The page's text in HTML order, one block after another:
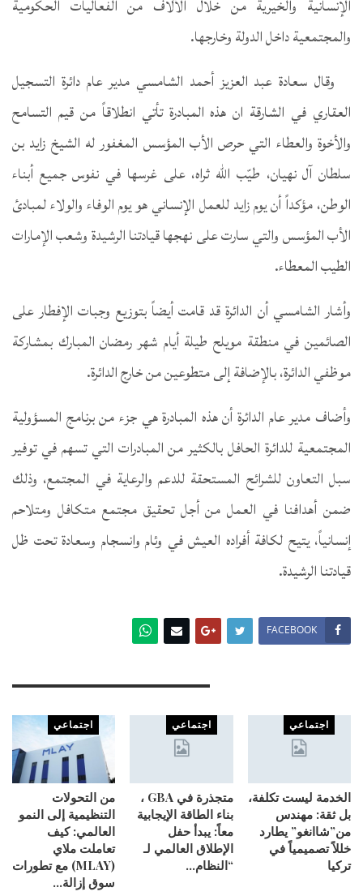
الإنسانية والخيرية من خلال الآلاف من الفعاليات الحكومية
والمجتمعية داخل الدولة وخارجها.
وقال سعادة عبد العزيز أحمد الشامسي مدير عام دائرة التسجيل
العقاري في الشارقة ان هذه المبادرة تأتي انطلاقاً من قيم التسامح
والأخوة والعطاء التي حرص الأب المؤسس المغفور له الشيخ زايد بن
سلطان آل نهيان، طيّب الله ثراه، على غرسها في نفوس جميع أبناء
الوطن، مؤكداً أن يوم زايد للعمل الإنساني هو يوم الوفاء والولاء لمبادئ
الأب المؤسس والتي سارت على نهجها قيادتنا الرشيدة وشعب الإمارات
الطيب المعطاء.
وأشار الشامسي أن الدائرة قد قامت أيضاً بتوزيع وجبات الإفطار على
الصائمين في منطقة مويلح طيلة أيام شهر رمضان المبارك بمشاركة
موظفي الدائرة، بالإضافة إلى متطوعين من خارج الدائرة.
وأضاف مدير عام الدائرة أن هذه المبادرة هي جزء من برنامج المسؤولية
المجتمعية للدائرة الحافل بالكثير من المبادرات التي تسهم في توفير
سبل التعاون للشرائح المستحقة للدعم والرعاية في المجتمع، وذلك
ضمن أهدافنا في العمل من أجل تحقيق مجتمع متكافل ومتلاحم
إنسانياً، يتيح لكافة أفراده العيش في وئام وانسجام وسعادة تحت ظل
قيادتنا الرشيدة.
FACEBOOK
اجتماعي
الخدمة ليست تكلفة،
بل ثقة: مهندس
من”شاانغو” يطارد
خللاً تصميمياً في
تركيا
اجتماعي
متجذرة في GBA ،
بناء الطاقة الإيجابية
معاً: يبدأ حفل
الإطلاق العالمي لـ
“النظام…
اجتماعي
من التحولات
التنظيمية إلى النمو
العالمي: كيف
تعاملت ملاي
(MLAY) مع تطورات
سوق إزالة…